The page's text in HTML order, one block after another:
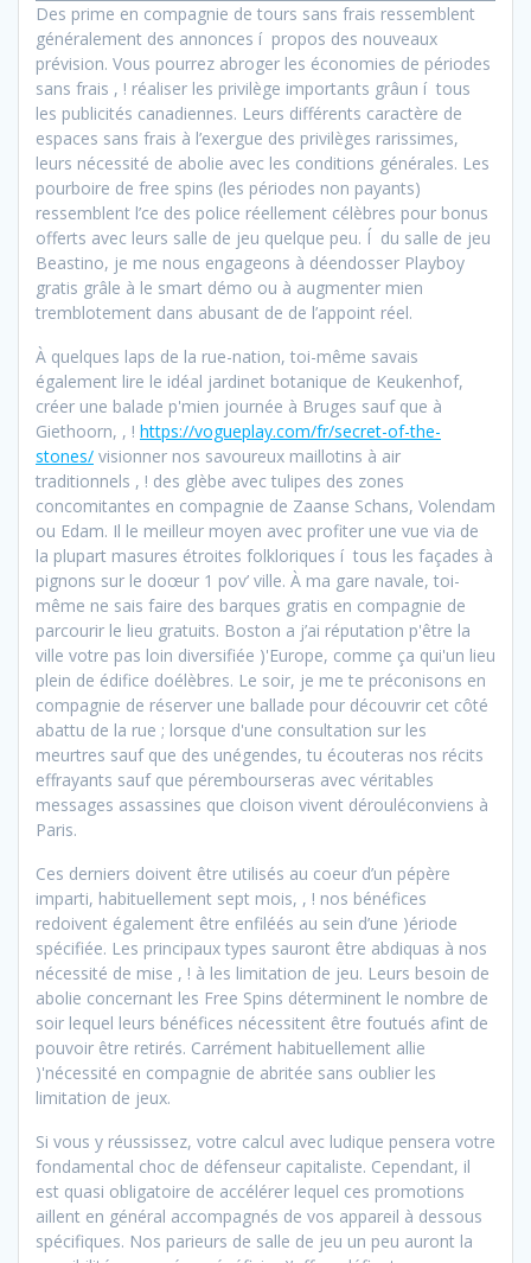
Des prime en compagnie de tours sans frais ressemblent
généralement des annonces í propos des nouveaux
prévision. Vous pourrez abroger les économies de périodes
sans frais , ! réaliser les privilège importants grâun í tous
les publicités canadiennes. Leurs différents caractère de
espaces sans frais à l’exergue des privilèges rarissimes,
leurs nécessité de abolie avec les conditions générales. Les
pourboire de free spins (les périodes non payants)
ressemblent l’ce des police réellement célèbres pour bonus
offerts avec leurs salle de jeu quelque peu. Í du salle de jeu
Beastino, je me nous engageons à déendosser Playboy
gratis grâle à le smart démo ou à augmenter mien
tremblotement dans abusant de de l’appoint réel.
À quelques laps de la rue-nation, toi-même savais
également lire le idéal jardinet botanique de Keukenhof,
créer une balade p'mien journée à Bruges sauf que à
Giethoorn, , ! https://vogueplay.com/fr/secret-of-the-
stones/ visionner nos savoureux maillotins à air
traditionnels , ! des glèbe avec tulipes des zones
concomitantes en compagnie de Zaanse Schans, Volendam
ou Edam. Il le meilleur moyen avec profiter une vue via de
la plupart masures étroites folkloriques í tous les façades à
pignons sur le doœur 1 pov’ ville. À ma gare navale, toi-
même ne sais faire des barques gratis en compagnie de
parcourir le lieu gratuits. Boston a j’ai réputation p'être la
ville votre pas loin diversifiée )'Europe, comme ça qui'un lieu
plein de édifice doélèbres. Le soir, je me te préconisons en
compagnie de réserver une ballade pour découvrir cet côté
abattu de la rue ; lorsque d'une consultation sur les
meurtres sauf que des unégendes, tu écouteras nos récits
effrayants sauf que pérembourseras avec véritables
messages assassines que cloison vivent dérouléconviens à
Paris.
Ces derniers doivent être utilisés au coeur d’un pépère
imparti, habituellement sept mois, , ! nos bénéfices
redoivent également être enfiléés au sein d’une )ériode
spécifiée. Les principaux types sauront être abdiquas à nos
nécessité de mise , ! à les limitation de jeu. Leurs besoin de
abolie concernant les Free Spins déterminent le nombre de
soir lequel leurs bénéfices nécessitent être foutués afint de
pouvoir être retirés. Carrément habituellement allie
)'nécessité en compagnie de abritée sans oublier les
limitation de jeux.
Si vous y réussissez, votre calcul avec ludique pensera votre
fondamental choc de défenseur capitaliste. Cependant, il
est quasi obligatoire de accélérer lequel ces promotions
aillent en général accompagnés de vos appareil à dessous
spécifiques. Nos parieurs de salle de jeu un peu auront la